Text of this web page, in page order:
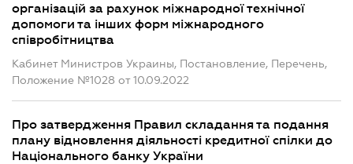
організацій за рахунок міжнародної технічної
допомоги та інших форм міжнародного
співробітництва
Кабинет Министров Украины, Постановление, Перечень,
Положение №1028 от 10.09.2022
Про затвердження Правил складання та подання
плану відновлення діяльності кредитної спілки до
Національного банку України